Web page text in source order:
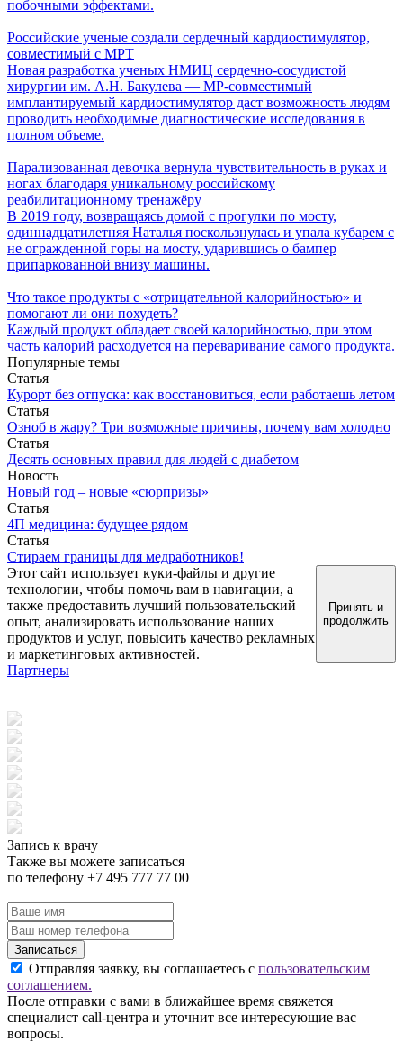
побочными эффектами.
Российские ученые создали сердечный кардиостимулятор,
совместимый с МРТ
Новая разработка ученых НМИЦ сердечно-сосудистой
хирургии им. А.Н. Бакулева — МР-совместимый
имплантируемый кардиостимулятор даст возможность людям
проводить необходимые диагностические исследования в
полном объеме.
Парализованная девочка вернула чувствительность в руках и
ногах благодаря уникальному российскому
реабилитационному тренажёру
В 2019 году, возвращаясь домой с прогулки по мосту,
одиннадцатилетняя Наталья поскользнулась и упала кубарем с
не огражденной горы на мосту, ударившись о бампер
припаркованной внизу машины.
Что такое продукты с «отрицательной калорийностью» и
помогают ли они похудеть?
Каждый продукт обладает своей калорийностью, при этом
часть калорий расходуется на переваривание самого продукта.
Популярные темы
Статья
Курорт без отпуска: как восстановиться, если работаешь летом
Статья
Озноб в жару? Три возможные причины, почему вам холодно
Статья
Десять основных правил для людей с диабетом
Новость
Новый год – новые «сюрпризы»
Статья
4П медицина: будущее рядом
Статья
Стираем границы для медработников!
Этот сайт использует куки-файлы и другие
технологии, чтобы помочь вам в навигации, а
также предоставить лучший пользовательский
опыт, анализировать использование наших
продуктов и услуг, повысить качество рекламных
и маркетинговых активностей.
Принять и
продолжить
Партнеры
Запись к врачу
Также вы можете записаться
по телефону +7 495 777 77 00
Записаться
Отправляя заявку, вы соглашаетесь с пользовательским
соглашением.
После отправки с вами в ближайшее время свяжется
специалист call-центра и уточнит все интересующие вас
вопросы.